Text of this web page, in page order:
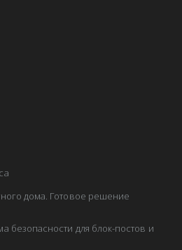
дома. Готовое решение
безопасности для блок-постов и